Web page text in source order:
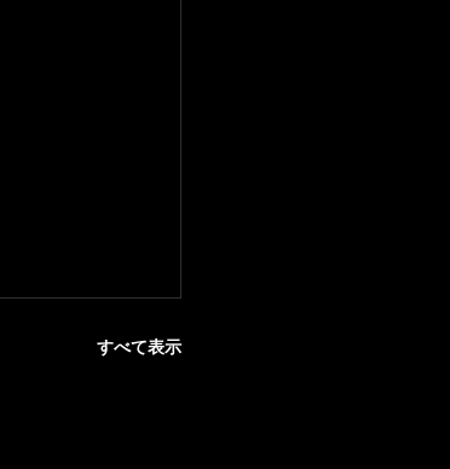
すべて表示